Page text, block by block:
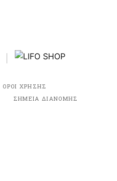
ΟΡΟΙ ΧΡΗΣΗΣ
ΣΗΜΕΙΑ ΔΙΑΝΟΜΗΣ